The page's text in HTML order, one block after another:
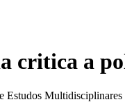
a
Estudos